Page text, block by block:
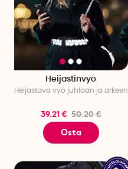
Heijastinvyö
Heijastava vyö juhlaan ja arkeen
39.21 € 50.20 €
Osta